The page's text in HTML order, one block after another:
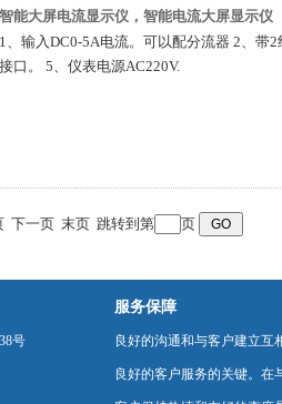
智能大屏电流显示仪，智能电流大屏显示仪
1、输入DC0-5A电流。可以配分流器 2、带
接口。 5、仪表电源AC220V.
下一页 末页 跳转到第 页
号
服务保障
良好的沟通和与客户建立互
良好的客户服务的关键。在